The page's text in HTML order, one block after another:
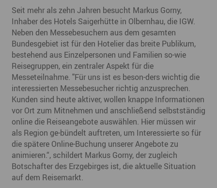
Seit mehr als zehn Jahren besucht Markus Gorny,
Inhaber des Hotels Saigerhütte in Olbernhau, die IGW.
Neben den Messebesuchern aus dem gesamten
Bundesgebiet ist für den Hotelier das breite Publikum,
bestehend aus Einzelpersonen und Familien so-wie
Reisegruppen, ein zentraler Aspekt für die
Messeteilnahme. "Für uns ist es beson-ders wichtig die
interessierten Messebesucher richtig anzusprechen.
Kunden sind heute aktiver, wollen knappe Informationen
vor Ort zum Mitnehmen und anschließend selbstständig
online die Reiseangebote auswählen. Hier müssen wir
als Region ge-bündelt auftreten, um Interessierte so für
die spätere Online-Buchung unserer Angebote zu
animieren.“, schildert Markus Gorny, der zugleich
Botschafter des Erzgebirges ist, die aktuelle Situation
auf dem Reisemarkt.